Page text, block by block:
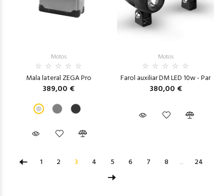
Motos
Mala lateral ZEGA Pro
389,00 €
Motos
Farol auxiliar DM LED 10w - Par
380,00 €
1 2 3 4 5 6 7 8 ... 24